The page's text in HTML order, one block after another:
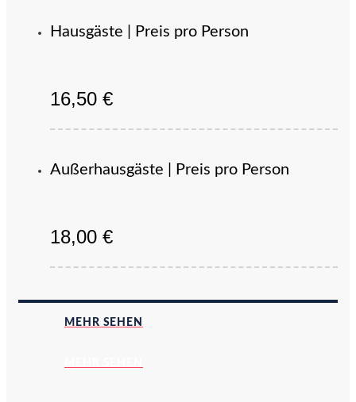
Hausgäste | Preis pro Person
16,50 €
Außerhausgäste | Preis pro Person
18,00 €
MEHR SEHEN